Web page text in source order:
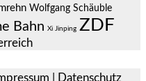
Wolfgang Schäuble
Bahn Xi Jinping ZDF
Datenschutz